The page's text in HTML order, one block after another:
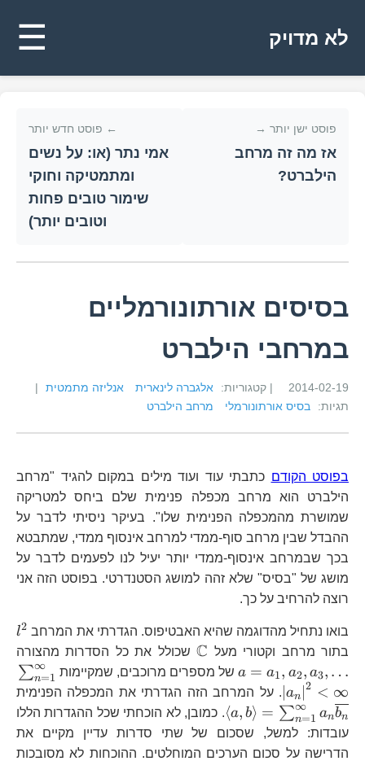
לא מדויק ☰
פוסט ישן יותר →
אז מה זה מרחב
הילברט?
← פוסט חדש יותר
אמי נתר (או: על נשים
ומתמטיקה וחוקי
שימור טובים פחות
וטובים יותר)
בסיסים אורתונורמליים
במרחבי הילברט
2014-02-19 | קטגוריות: אלגברה לינארית אנליזה מתמטית
|
תגיות:
בסיס אורתונורמלי מרחב הילברט
בפוסט הקודם כתבתי עוד ועוד מילים במקום להגיד "מרחב
הילברט הוא מרחב מכפלה פנימית שלם ביחס למטריקה
שמושרת מהמכפלה הפנימית שלו". בעיקר ניסיתי לדבר על
ההבדל שבין מרחב סוף-ממדי למרחב אינסוף ממדי, שמתבטא
בכך שבמרחב אינסוף-ממדי יותר יעיל לנו לפעמים לדבר על
מושג של "בסיס" שלא זהה למושג הסטנדרטי. בפוסט הזה אני
רוצה להרחיב על כך.
בואו נתחיל מהדוגמה שהיא האבטיפוס. הגדרתי את המרחב l2
בתור מרחב וקטורי מעל\mathbb{C}
Cשכולל את כל הסדרות מהצורה
a = a1, a2, a3, … של מספרים מרוכבים, שמקיימות ∑n=1
∞
∣an ∣2 < ∞ . על המרחב הזה הגדרתי את המכפלה הפנימית
⟨a, b⟩ = ∑n=1
∞ anbn
. כמובן, לא הוכחתי שכל ההגדרות הללו
עובדות: למשל, שסכום של שתי סדרות עדיין מקיים את
הדרישה על סכום הערכים המוחלטים. ההוכחות לא מסובכות